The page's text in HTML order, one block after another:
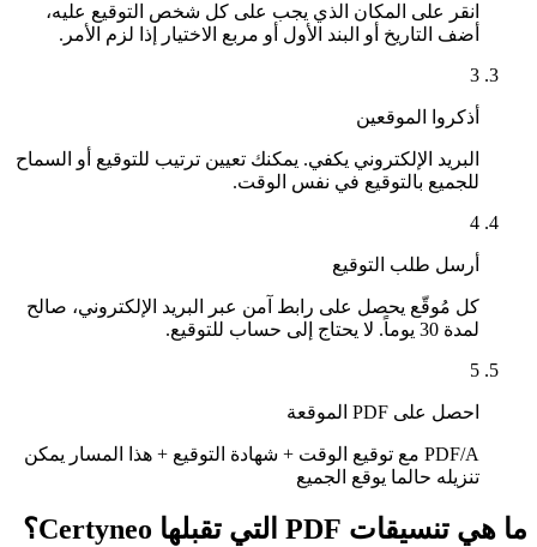
انقر على المكان الذي يجب على كل شخص التوقيع عليه،
أضف التاريخ أو البند الأول أو مربع الاختيار إذا لزم الأمر.
3
أذكروا الموقعين
البريد الإلكتروني يكفي. يمكنك تعيين ترتيب للتوقيع أو السماح
للجميع بالتوقيع في نفس الوقت.
4
أرسل طلب التوقيع
كل مُوقّع يحصل على رابط آمن عبر البريد الإلكتروني، صالح
لمدة 30 يوماً. لا يحتاج إلى حساب للتوقيع.
5
احصل على PDF الموقعة
PDF/A مع توقيع الوقت + شهادة التوقيع + هذا المسار يمكن
تنزيله حالما يوقع الجميع
ما هي تنسيقات PDF التي تقبلها Certyneo؟